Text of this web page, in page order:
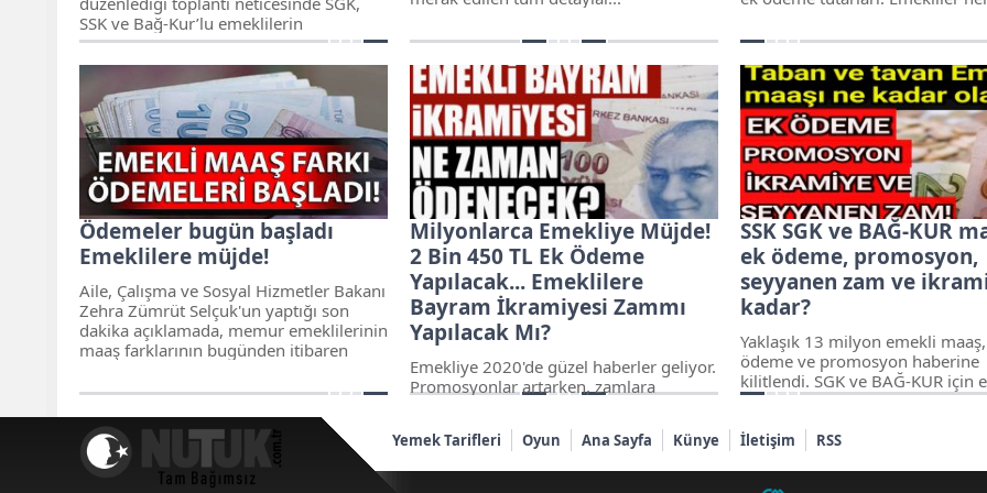
SSK ve Bağ-Kur’lu emeklilerin
maaşlarına 20 civarlarında zam geldi.
ödeme alıyor
Ödemeler bugün başladı
Emeklilere müjde!
Aile, Çalışma ve Sosyal Hizmetler Bakanı
Zehra Zümrüt Selçuk'un yaptığı son
dakika açıklamada, memur emeklilerinin
maaş farklarının bugünden itibaren
emekliye, 500 milyon lirayı aşkın maaş
Milyonlarca Emekliye Müjde!
2 Bin 450 TL Ek Ödeme
Yapılacak... Emeklilere
Bayram İkramiyesi Zammı
Yapılacak Mı?
​Emekliye 2020'de güzel haberler geliyor.
Promosyonlar artarken, zamlara
en önemli ek kaynaklarından bayram
ikramiyesinin zamlanması da
SSK SGK ve BAĞ-KUR
ek ödeme, promosyon,
seyyanen zam ve
kadar?
Yaklaşık 13 milyon emekli
ödeme ve promosyon haberine
kilitlendi. SGK ve BAĞ-KUR için
ödeme,promosyon ve Seyyanen
emeklilerinin Ocak'ta maaşları
Yemek Tarifleri Oyun Ana Sayfa Künye İletişim RSS